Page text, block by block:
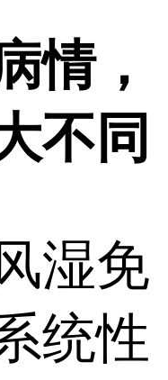
情，
不同
湿免
统性